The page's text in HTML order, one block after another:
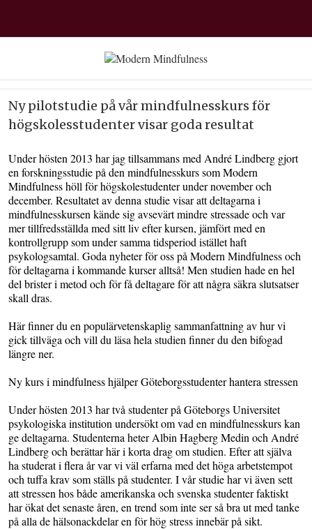
Ny pilotstudie på vår mindfulnesskurs för
högskolesstudenter visar goda resultat
Under hösten 2013 har jag tillsammans med André Lindberg gjort
en forskningsstudie på den mindfulnesskurs som Modern
Mindfulness höll för högskolestudenter under november och
december. Resultatet av denna studie visar att deltagarna i
mindfulnesskursen kände sig avsevärt mindre stressade och var
mer tillfredsställda med sitt liv efter kursen, jämfört med en
kontrollgrupp som under samma tidsperiod istället haft
psykologsamtal. Goda nyheter för oss på Modern Mindfulness och
för deltagarna i kommande kurser alltså! Men studien hade en hel
del brister i metod och för få deltagare för att några säkra slutsatser
skall dras.
Här finner du en populärvetenskaplig sammanfattning av hur vi
gick tillväga och vill du läsa hela studien finner du den bifogad
längre ner.
Ny kurs i mindfulness hjälper Göteborgsstudenter hantera stressen
Under hösten 2013 har två studenter på Göteborgs Universitet
psykologiska institution undersökt om vad en mindfulnesskurs kan
ge deltagarna. Studenterna heter Albin Hagberg Medin och André
Lindberg och berättar här i korta drag om studien. Efter att själva
ha studerat i flera år var vi väl erfarna med det höga arbetstempot
och tuffa krav som ställs på studenter. I vår studie har vi även sett
att stressen hos både amerikanska och svenska studenter faktiskt
har ökat det senaste åren, en trend som inte ser så bra ut med tanke
på alla de hälsonackdelar en för hög stress innebär på sikt.